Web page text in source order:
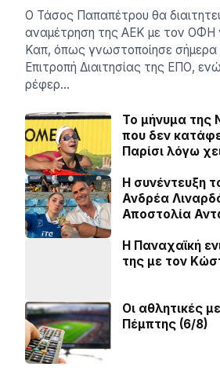
Ο Τάσος Παπαπέτρου θα
αναμέτρηση της ΑΕΚ με τον ΟΦΗ
Καπ, όπως γνωστοποίησε σήμερα
Επιτροπή Διαιτησίας της ΕΠΟ,
ρέφερ…
Το μήνυμα της
που δεν
Παρίσι λόγω
H συνέντευξη
Ανδρέα
Αποστολία
Η Παναχαϊκή
της με τον
Οι αθλητικές
Πέμπτης (6/8)